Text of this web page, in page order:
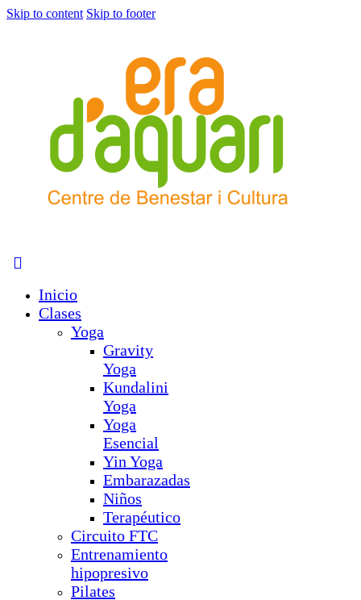
Skip to content Skip to footer
Inicio
Clases
Yoga
Gravity
Yoga
Kundalini
Yoga
Yoga
Esencial
Yin Yoga
Embarazadas
Niños
Terapéutico
Circuito FTC
Entrenamiento
hipopresivo
Pilates